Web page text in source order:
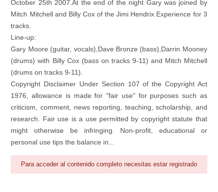
October 25th 2007.At the end of the night Gary was joined by
Mitch Mitchell and Billy Cox of the Jimi Hendrix Experience for 3
tracks.
Line-up:
Gary Moore (guitar, vocals),Dave Bronze (bass),Darrin Mooney
(drums) with Billy Cox (bass on tracks 9-11) and Mitch Mitchell
(drums on tracks 9-11).
Copyright Disclaimer Under Section 107 of the Copyright Act
1976, allowance is made for "fair use" for purposes such as
criticism, comment, news reporting, teaching, scholarship, and
research. Fair use is a use permitted by copyright statute that
might otherwise be infringing. Non-profit, educational or
personal use tips the balance in...
Para acceder al contenido completo necesitas estar registrado